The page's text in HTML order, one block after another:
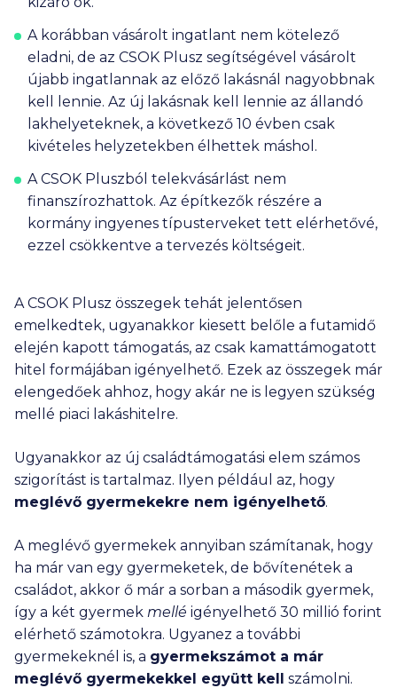
A korábban vásárolt ingatlant nem kötelező
eladni, de az CSOK Plusz segítségével vásárolt
újabb ingatlannak az előző lakásnál nagyobbnak
kell lennie. Az új lakásnak kell lennie az állandó
lakhelyeteknek, a következő 10 évben csak
kivételes helyzetekben élhettek máshol.
A CSOK Pluszból telekvásárlást nem
finanszírozhattok. Az építkezők részére a
kormány ingyenes típusterveket tett elérhetővé,
ezzel csökkentve a tervezés költségeit.
A CSOK Plusz összegek tehát jelentősen
emelkedtek, ugyanakkor kiesett belőle a futamidő
elején kapott támogatás, az csak kamattámogatott
hitel formájában igényelhető. Ezek az összegek már
elengedőek ahhoz, hogy akár ne is legyen szükség
mellé piaci lakáshitelre.
Ugyanakkor az új családtámogatási elem számos
szigorítást is tartalmaz. Ilyen például az, hogy
meglévő gyermekekre nem igényelhető.
A meglévő gyermekek annyiban számítanak, hogy
ha már van egy gyermeketek, de bővítenétek a
családot, akkor ő már a sorban a második gyermek,
így a két gyermek mellé igényelhető 30 millió forint
elérhető számotokra. Ugyanez a további
gyermekeknél is, a gyermekszámot a már
meglévő gyermekekkel együtt kell számolni.